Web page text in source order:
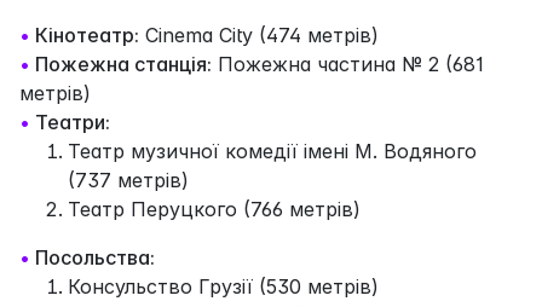
• Кінотеатр: Cinema City (474 метрів)
• Пожежна станція: Пожежна частина № 2 (681
метрів)
• Театри:
Театр музичної комедії імені М. Водяного
(737 метрів)
Театр Перуцкого (766 метрів)
• Посольства:
Консульство Грузії (530 метрів)